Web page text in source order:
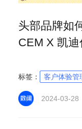
头部品牌如
CEM X 凯
标签： 客户体验管
2024-03-